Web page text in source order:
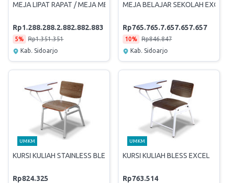
MEJA LIPAT RAPAT / MEJA MEETING / MEJA IBM FOCUS 120
Rp1.288.288.2.882.882.883
5%
Rp1.351.351
Kab. Sidoarjo
MEJA BELAJAR SEKOLAH
Rp765.765.7.657.657.657
10%
Rp846.847
Kab. Sidoarjo
UMKM
KURSI KULIAH STAINLESS BLESS EXCEL
Rp824.325
UMKM
KURSI KULIAH BLESS EXCEL
Rp763.514